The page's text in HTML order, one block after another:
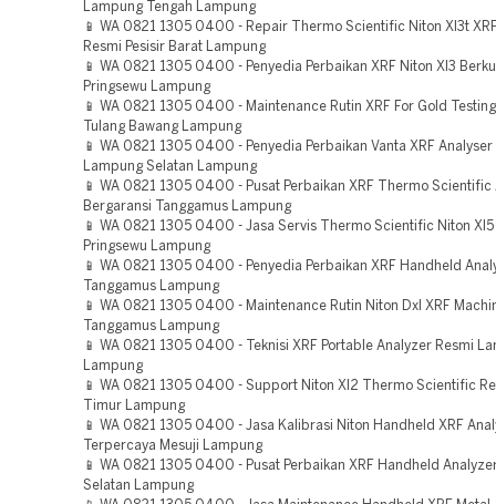
Lampung Tengah Lampung
📱 WA 0821 1305 0400 - Repair Thermo Scientific Niton Xl3t
Resmi Pesisir Barat Lampung
📱 WA 0821 1305 0400 - Penyedia Perbaikan XRF Niton Xl3
Pringsewu Lampung
📱 WA 0821 1305 0400 - Maintenance Rutin XRF For Gold
Tulang Bawang Lampung
📱 WA 0821 1305 0400 - Penyedia Perbaikan Vanta XRF
Lampung Selatan Lampung
📱 WA 0821 1305 0400 - Pusat Perbaikan XRF Thermo Scientific
Bergaransi Tanggamus Lampung
📱 WA 0821 1305 0400 - Jasa Servis Thermo Scientific Niton Xl5
Pringsewu Lampung
📱 WA 0821 1305 0400 - Penyedia Perbaikan XRF Handheld
Tanggamus Lampung
📱 WA 0821 1305 0400 - Maintenance Rutin Niton Dxl XRF
Tanggamus Lampung
📱 WA 0821 1305 0400 - Teknisi XRF Portable Analyzer Resmi
Lampung
📱 WA 0821 1305 0400 - Support Niton Xl2 Thermo Scientific
Timur Lampung
📱 WA 0821 1305 0400 - Jasa Kalibrasi Niton Handheld XRF
Terpercaya Mesuji Lampung
📱 WA 0821 1305 0400 - Pusat Perbaikan XRF Handheld
Selatan Lampung